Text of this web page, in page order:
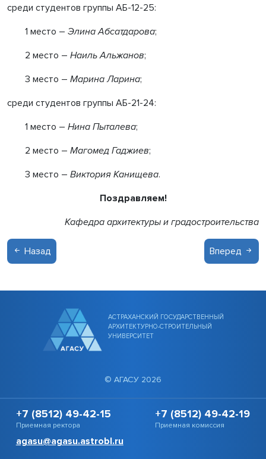
среди студентов группы АБ-12-25:
1 место – Элина Абсатдарова;
2 место – Наиль Альжанов;
3 место – Марина Ларина;
среди студентов группы АБ-21-24:
1 место – Нина Пыталева;
2 место – Магомед Гаджиев;
3 место – Виктория Канищева.
Поздравляем!
Кафедра архитектуры и градостроительства
Назад Вперед
АСТРАХАНСКИЙ ГОСУДАРСТВЕННЫЙ
АРХИТЕКТУРНО-СТРОИТЕЛЬНЫЙ
УНИВЕРСИТЕТ
© АГАСУ 2026
+7 (8512) 49-42-15
Приемная ректора
agasu@agasu.astrobl.ru
+7 (8512) 49-42-19
Приемная комиссия